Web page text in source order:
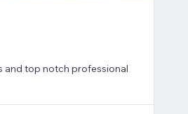
and top notch professional